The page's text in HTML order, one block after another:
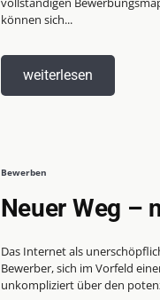
können sich...
weiterlesen
Bewerben
Neuer Weg –
Das Internet als
Bewerber, sich im Vorfeld
unkompliziert über den